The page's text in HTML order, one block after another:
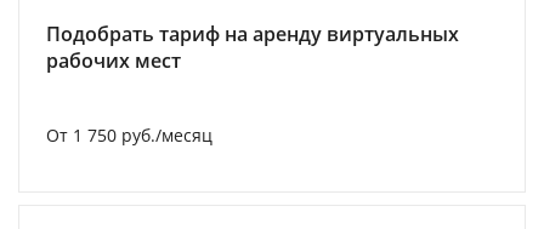
Подобрать тариф на аренду виртуальных
рабочих мест
От 1 750 руб./месяц